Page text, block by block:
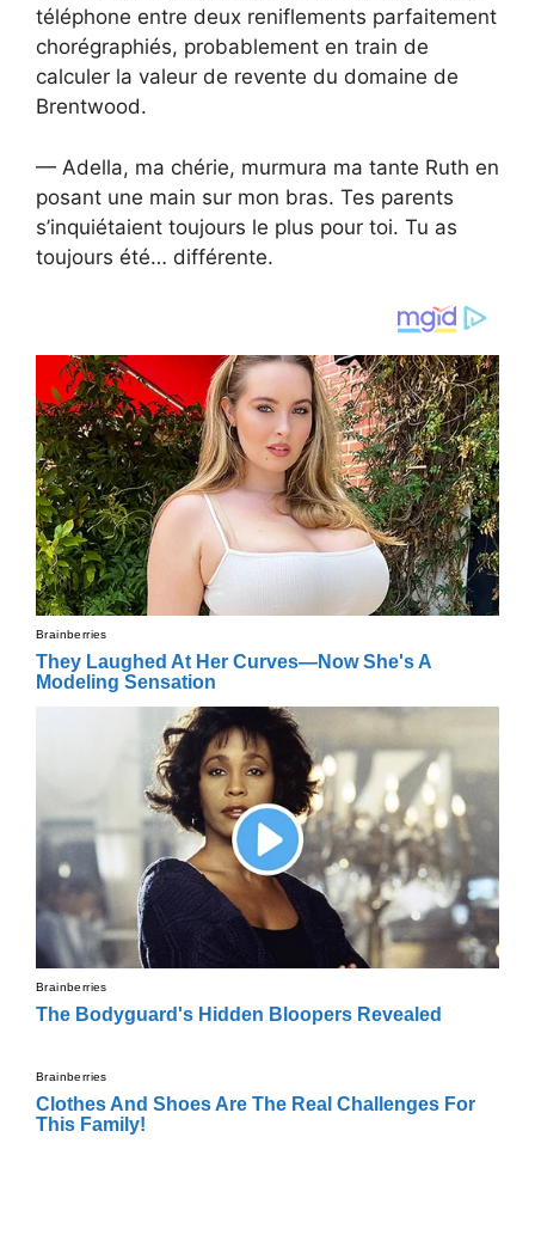
téléphone entre deux reniflements parfaitement
chorégraphiés, probablement en train de
calculer la valeur de revente du domaine de
Brentwood.
— Adella, ma chérie, murmura ma tante Ruth en
posant une main sur mon bras. Tes parents
s’inquiétaient toujours le plus pour toi. Tu as
toujours été… différente.